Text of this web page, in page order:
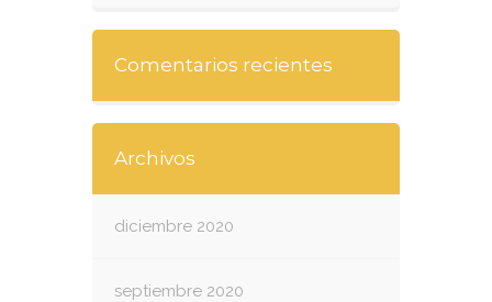
Comentarios recientes
Archivos
diciembre 2020
septiembre 2020